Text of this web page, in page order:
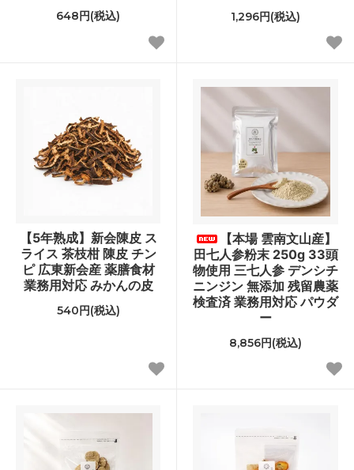
648円(税込) 1,296円(税込)
【5年熟成】新会陳皮 ス
ライス 茶枝柑 陳皮 チン
ピ 広東新会産 薬膳食材
業務用対応 みかんの皮
540円(税込)
【本場 雲南文山産】
田七人参粉末 250g 33頭
物使用 三七人参 デンシチ
ニンジン 無添加 残留農薬
検査済 業務用対応 パウダ
ー
8,856円(税込)